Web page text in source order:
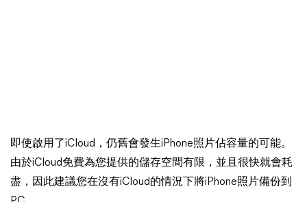
即使啟用了iCloud，仍舊會發生iPhone照片佔容量的可能。
由於iCloud免費為您提供的儲存空間有限，並且很快就會耗
盡，因此建議您在沒有iCloud的情況下將iPhone照片備份到